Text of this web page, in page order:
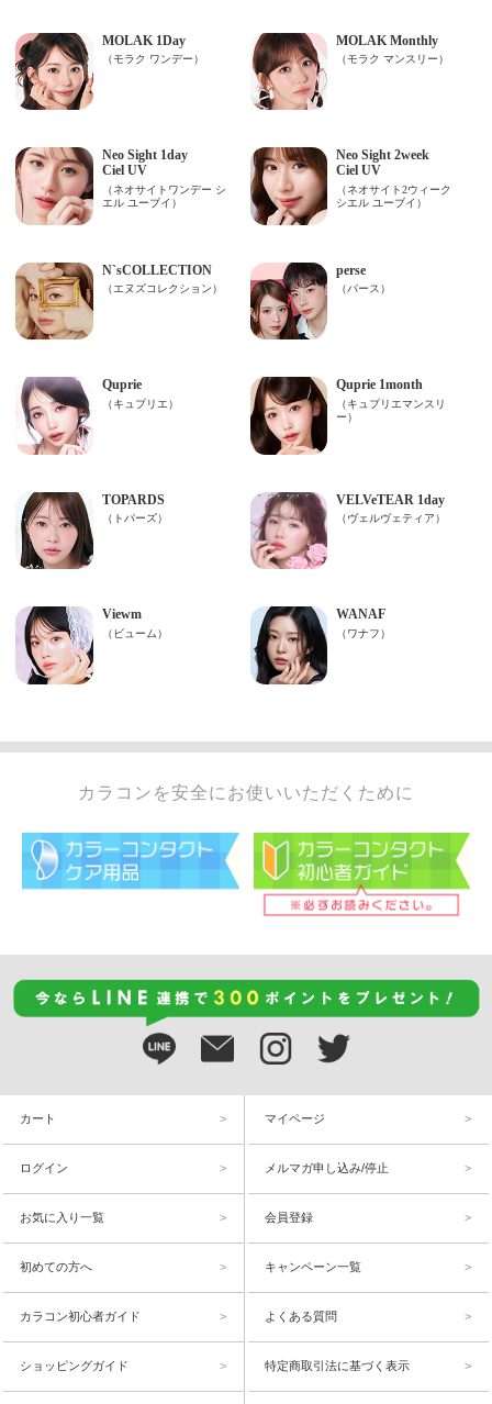
カラコンを安全にお使いいただくために
カート マイページ
ログイン メルマガ申し込み/停止
お気に入り一覧 会員登録
初めての方へ キャンペーン一覧
カラコン初心者ガイド よくある質問
ショッピングガイド 特定商取引法に基づく表示